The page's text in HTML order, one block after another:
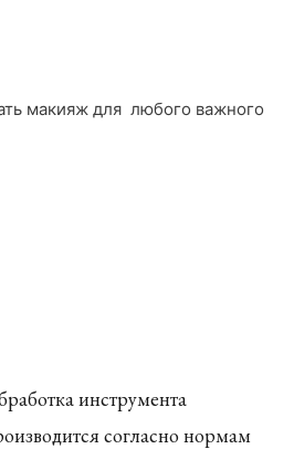
макияж для любого важного
инструмента
согласно нормам